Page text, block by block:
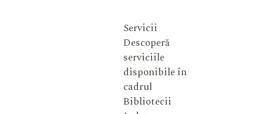
Servicii
Descoperă
serviciile
disponibile în
cadrul
Bibliotecii